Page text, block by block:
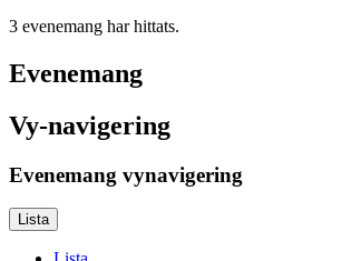
3 evenemang har hittats.
Evenemang
Vy-navigering
Evenemang vynavigering
Lista